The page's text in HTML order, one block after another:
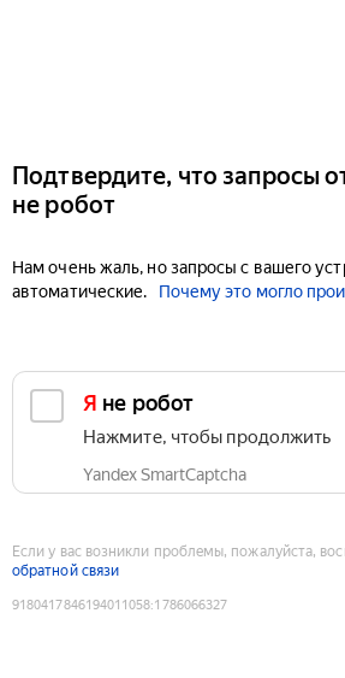
Подтвердите, что запросы
не робот
Нам очень жаль, но запросы с вашего
автоматические.
Почему это могло
Я не робот
Нажмите, чтобы продолжить
Yandex SmartCaptcha
Если у вас возникли проблемы, пожалуйста,
обратной связи
9180417846194011058:1786066327